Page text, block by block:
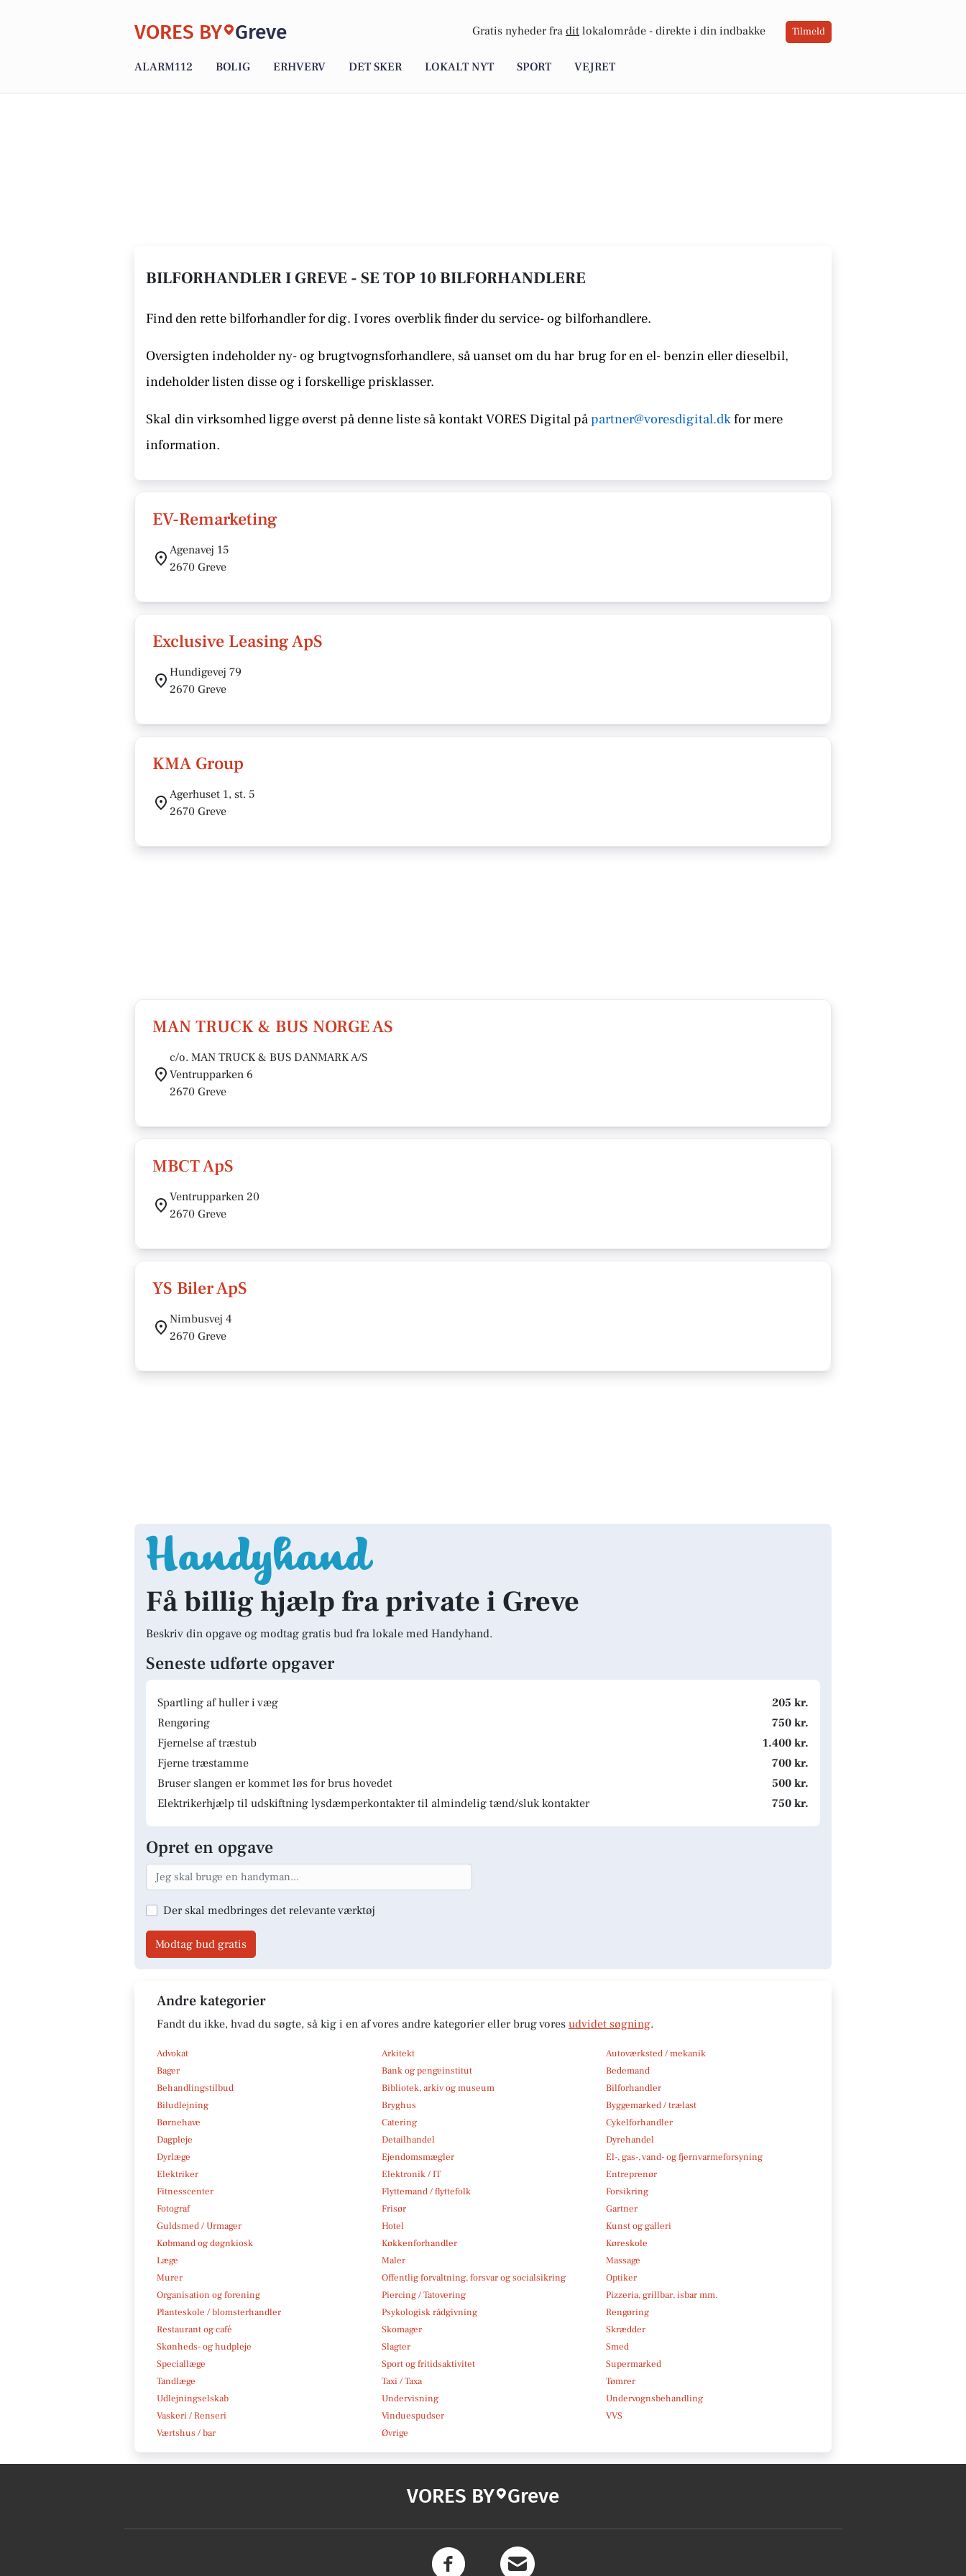
VORES BY Greve Gratis nyheder fra dit lokalområde - direkte i din indbakke Tilmeld
ALARM112 BOLIG ERHVERV DET SKER LOKALT NYT SPORT VEJRET
BILFORHANDLER I GREVE - SE TOP 10 BILFORHANDLERE
Find den rette bilforhandler for dig. I vores overblik finder du service- og bilforhandlere.
Oversigten indeholder ny- og brugtvognsforhandlere, så uanset om du har brug for en el- benzin eller dieselbil,
indeholder listen disseog i forskellige prisklasser.
Skal din virksomhed ligge øverst på denne liste så kontaktVORES Digital påpartner@voresdigital.dkfor mere
information.
EV-Remarketing
Agenavej 15
2670 Greve
Exclusive Leasing ApS
Hundigevej 79
2670 Greve
KMA Group
Agerhuset 1, st. 5
2670 Greve
MAN TRUCK & BUS NORGE AS
c/o. MAN TRUCK & BUS DANMARK A/S
Ventrupparken 6
2670 Greve
MBCT ApS
Ventrupparken 20
2670 Greve
YS Biler ApS
Nimbusvej 4
2670 Greve
Få billig hjælp fra private i Greve
Beskriv din opgave og modtag gratis bud fra lokale med Handyhand.
Seneste udførte opgaver
Spartling af huller i væg
205 kr.
Rengøring
750 kr.
Fjernelse af træstub
1.400 kr.
Fjerne træstamme
700 kr.
Bruser slangen er kommet løs for brus hovedet
500 kr.
Elektrikerhjælp til udskiftning lysdæmperkontakter til almindelig tænd/sluk kontakter
750 kr.
Opret en opgave
Der skal medbringes det relevante værktøj
Modtag bud gratis
Andre kategorier
Fandt du ikke, hvad du søgte, så kig i en af vores andre kategorier eller brug vores udvidet søgning.
Advokat Arkitekt
Autoværksted / mekanik
Bager
Bank og pengeinstitut
Bedemand
Behandlingstilbud
Bibliotek, arkiv og museum
Bilforhandler
Biludlejning
Bryghus
Byggemarked / trælast
Børnehave
Catering
Cykelforhandler
Dagpleje
Detailhandel
Dyrehandel
Dyrlæge
Ejendomsmægler
El-, gas-, vand- og fjernvarmeforsyning
Elektriker
Elektronik / IT
Entreprenør
Fitnesscenter
Flyttemand / flyttefolk
Forsikring
Fotograf
Frisør
Gartner
Guldsmed / Urmager
Hotel
Kunst og galleri
Købmand og døgnkiosk
Køkkenforhandler
Køreskole
Læge
Maler
Massage
Murer
Offentlig forvaltning, forsvar og socialsikring
Optiker
Organisation og forening
Piercing / Tatovering
Pizzeria, grillbar, isbar mm.
Planteskole / blomsterhandler
Psykologisk rådgivning
Rengøring
Restaurant og café
Skomager
Skrædder
Skønheds- og hudpleje
Slagter
Smed
Speciallæge
Sport og fritidsaktivitet
Supermarked
Tandlæge
Taxi / Taxa
Tømrer
Udlejningselskab
Undervisning
Undervognsbehandling
Vaskeri / Renseri
Vinduespudser
VVS
Værtshus / bar
Øvrige
VORES BY Greve